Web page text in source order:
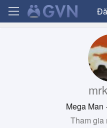
Mega Man ·
Tham gia